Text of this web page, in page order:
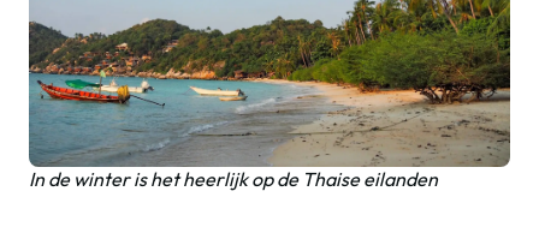
In de winter is het heerlijk op de Thaise eilanden